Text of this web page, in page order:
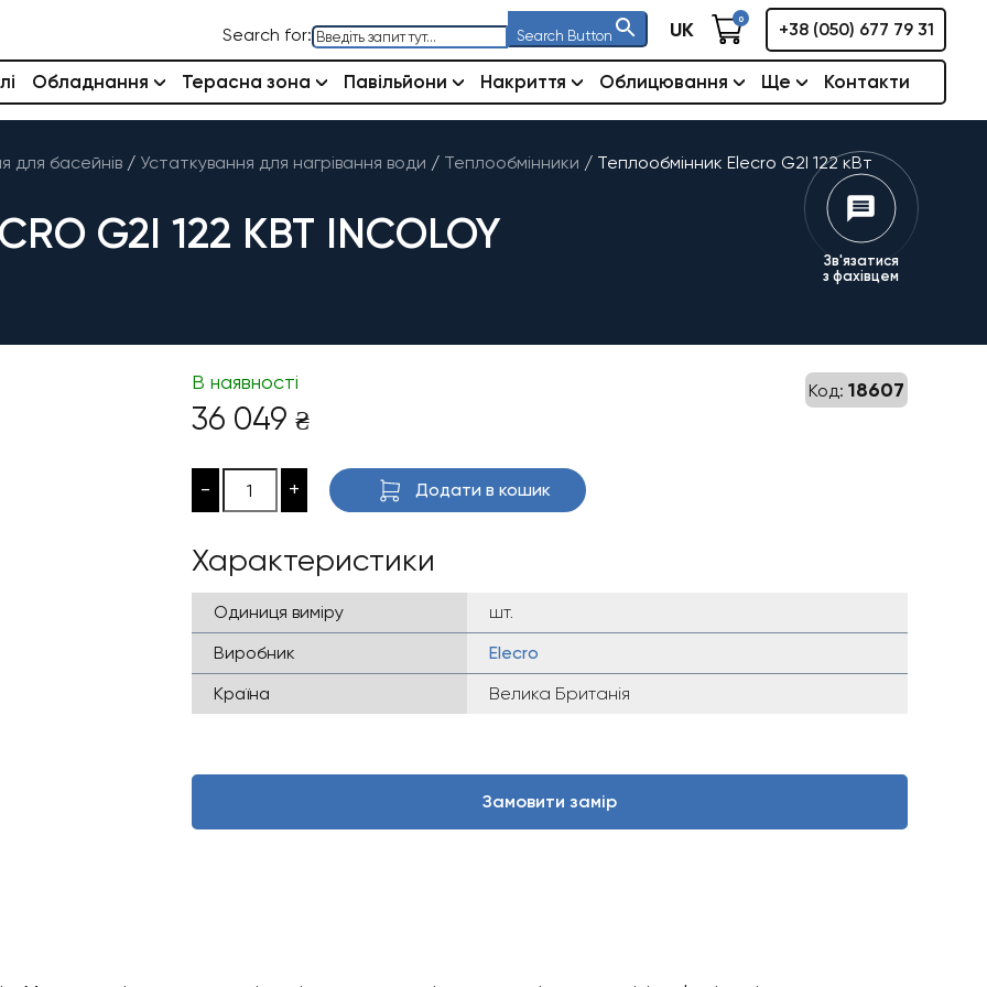
Search for: Search Button UK 0
+38 (050) 677 79 31
Обладнання Терасна зона Павільйони Накриття Облицювання Ще Контакти
для басейнів / Устаткування для нагрівання води / Теплообмінники / Теплообмінник Elecro G2I 122 кВт
G2I 122 КВТ INCOLOY
Зв'язатися
з фахівцем
Код: 18607
В наявності
36 049 ₴
- + Додати в кошик
Характеристики
Одиниця виміру
шт.
Виробник
Elecro
Країна
Велика Британія
Замовити замір